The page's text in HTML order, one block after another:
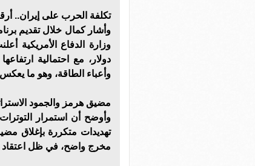
تكلفة الحرب على إيران..
وأشار كمال خلال تقديم
دولار، مع احتمالية
وأعباء الطاقة، وهو ما
مضيق هرمز والجمود
وأوضح أن استمرار
تهديدات متكررة بإغلاق
مخرج واضح، في ظل